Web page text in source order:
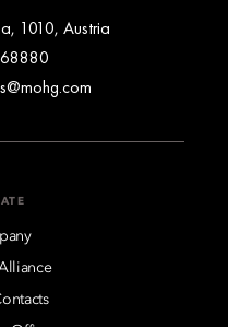
1010, Austria